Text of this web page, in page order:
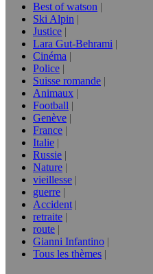
Best of watson
Ski Alpin
Justice
Lara Gut-Behrami
Cinéma
Police
Suisse romande
Animaux
Football
Genève
France
Italie
Russie
Nature
vieillesse
guerre
Accident
retraite
route
Gianni Infantino
Tous les thèmes